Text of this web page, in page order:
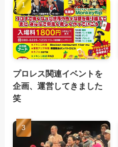
プロレス関連イベントを
企画、運営してきました
笑